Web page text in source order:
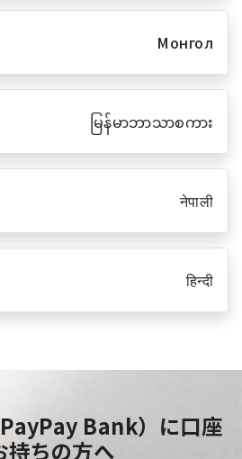
Монгол
မြန်မာဘာသာစကား
नेपाली
हिन्दी
Bank）に口座
持ちの方へ